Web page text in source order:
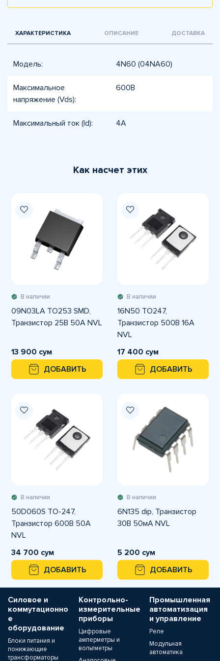
ХАРАКТЕРИСТИКА ОПИСАНИЕ ДОСТАВКА
Модель: 4N60 (04NA60)
Максимальное
напряжение (Vds):
600В
Максимальный ток (Id): 4А
Как насчет этих
В наличии
09N03LA TO253 SMD,
Транзистор 25В 50А NVL
13 900 сум
ДОБАВИТЬ
В наличии
16N50 TO247,
Транзистор 500В 16А
NVL
17 400 сум
ДОБАВИТЬ
В наличии
50D060S TO-247,
Транзистор 600В 50А
NVL
34 700 сум
ДОБАВИТЬ
В наличии
6N135 dip, Транзистор
30В 50мА NVL
5 200 сум
ДОБАВИТЬ
Силовое и
коммутационно
е
оборудование
Блоки питания и
понижающие
трансформаторы
Контрольно-
измерительные
приборы
Цифровые
амперметры и
вольтметры
Промышленная
автоматизация
и управление
Реле
Модульная
автоматика